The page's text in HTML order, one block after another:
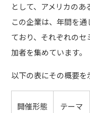
として、アメリカのあ
この企業は、年間を
ており、それぞれの
加者を集めています。
以下の表にその概要を
開催形態 テーマ